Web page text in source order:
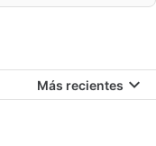
Más recientes